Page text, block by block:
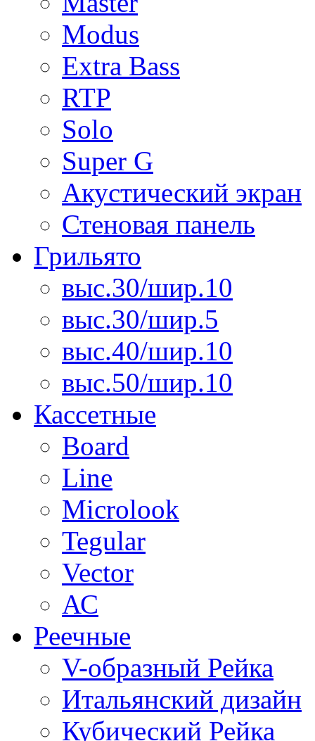
Modus
Extra Bass
RTP
Solo
Super G
Акустический экран
Стеновая панель
Грильято
выс.30/шир.10
выс.30/шир.5
выс.40/шир.10
выс.50/шир.10
Кассетные
Board
Line
Microlook
Tegular
Vector
АС
Реечные
V-образный Рейка
Итальянский дизайн
Кубический Рейка